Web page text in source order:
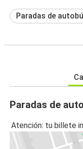
Paradas de
Paradas de
Atención: tu billete